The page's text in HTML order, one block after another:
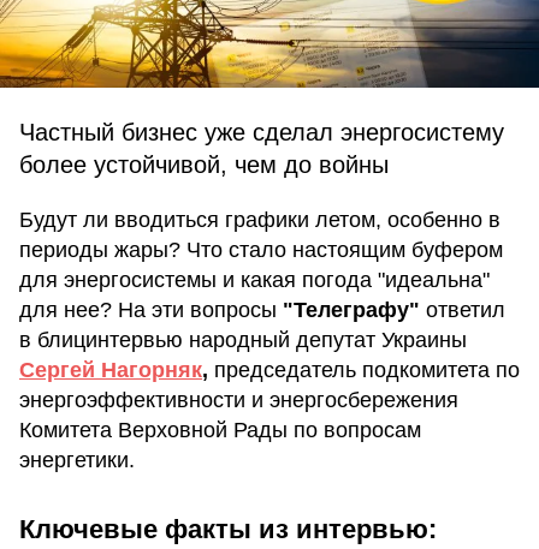
Частный бизнес уже сделал энергосистему
более устойчивой, чем до войны
Будут ли вводиться графики летом, особенно в
периоды жары? Что стало настоящим буфером
для энергосистемы и какая погода "идеальна"
для нее? На эти вопросы "Телеграфу" ответил
в блицинтервью народный депутат Украины
Сергей Нагорняк, председатель подкомитета по
энергоэффективности и энергосбережения
Комитета Верховной Рады по вопросам
энергетики.
Ключевые факты из интервью: